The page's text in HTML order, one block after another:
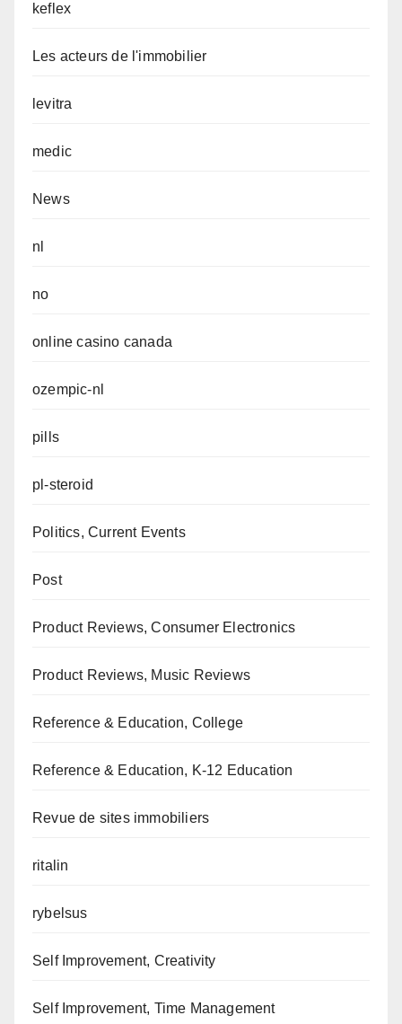
keflex
Les acteurs de l'immobilier
levitra
medic
News
nl
no
online casino canada
ozempic-nl
pills
pl-steroid
Politics, Current Events
Post
Product Reviews, Consumer Electronics
Product Reviews, Music Reviews
Reference & Education, College
Reference & Education, K-12 Education
Revue de sites immobiliers
ritalin
rybelsus
Self Improvement, Creativity
Self Improvement, Time Management